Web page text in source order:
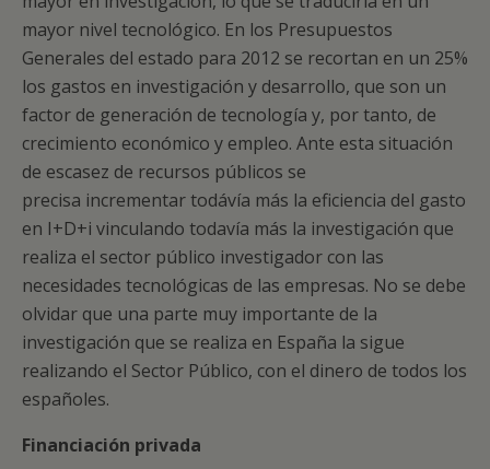
mayor nivel tecnológico. En los Presupuestos
Generales del estado para 2012 se recortan en un 25%
los gastos en investigación y desarrollo, que son un
factor de generación de tecnología y, por tanto, de
crecimiento económico y empleo. Ante esta situación
de escasez de recursos públicos se
precisa incrementar todávía más la eficiencia del gasto
en I+D+i vinculando todavía más la investigación que
realiza el sector público investigador con las
necesidades tecnológicas de las empresas. No se debe
olvidar que una parte muy importante de la
investigación que se realiza en España la sigue
realizando el Sector Público, con el dinero de todos los
españoles.
Financiación privada